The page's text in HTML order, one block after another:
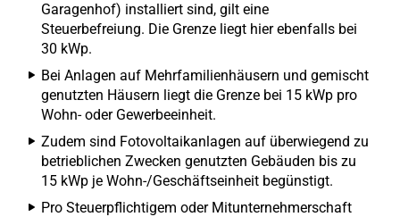
Garagenhof) installiert sind, gilt eine
Steuerbefreiung. Die Grenze liegt hier ebenfalls bei
30 kWp.
Bei Anlagen auf Mehrfamilienhäusern und gemischt
genutzten Häusern liegt die Grenze bei 15 kWp pro
Wohn- oder Gewerbeeinheit.
Zudem sind Fotovoltaikanlagen auf überwiegend zu
betrieblichen Zwecken genutzten Gebäuden bis zu
15 kWp je Wohn-/Geschäftseinheit begünstigt.
Pro Steuerpflichtigem oder Mitunternehmerschaft